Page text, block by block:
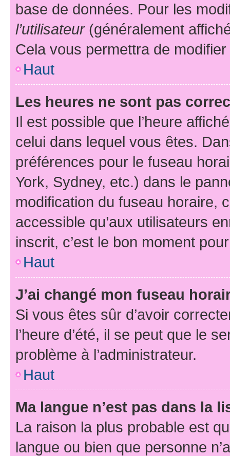
base de données. Pour les
l’utilisateur(généralement
Cela vous permettra de
Haut
Les heures ne sont pas
Il est possible que l’heure
celui dans lequel vous êtes.
préférences pour le fuseau
York, Sydney, etc.) dans le
modification du fuseau horaire,
accessible qu’aux utilisateurs
inscrit, c’est le bon moment
Haut
J’ai changé mon fuseau
Si vous êtes sûr d’avoir
l’heure d’été, il se peut que le
problème à l’administrateur.
Haut
Ma langue n’est pas dans la
La raison la plus probable est
langue ou bien que personne